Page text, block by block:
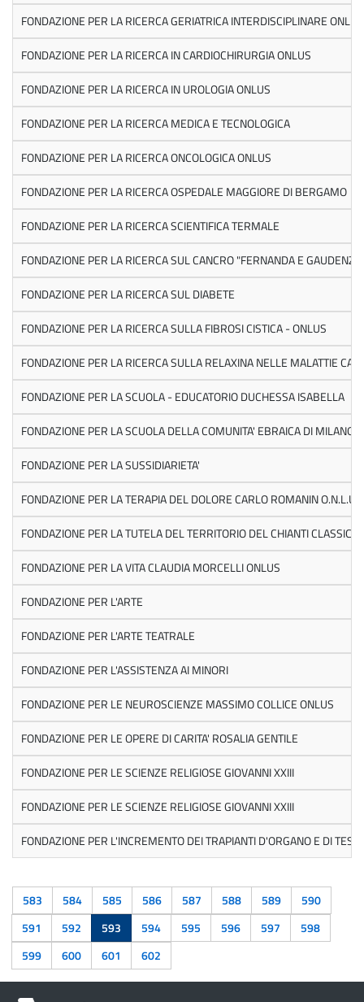
FONDAZIONE PER LA RICERCA GERIATRICA INTERDISCIPLINARE ONLUS
FONDAZIONE PER LA RICERCA IN CARDIOCHIRURGIA ONLUS
FONDAZIONE PER LA RICERCA IN UROLOGIA ONLUS
FONDAZIONE PER LA RICERCA MEDICA E TECNOLOGICA
FONDAZIONE PER LA RICERCA ONCOLOGICA ONLUS
FONDAZIONE PER LA RICERCA OSPEDALE MAGGIORE DI BERGAMO
FONDAZIONE PER LA RICERCA SCIENTIFICA TERMALE
FONDAZIONE PER LA RICERCA SUL CANCRO "FERNANDA E
FONDAZIONE PER LA RICERCA SUL DIABETE
FONDAZIONE PER LA RICERCA SULLA FIBROSI CISTICA - ONLUS
FONDAZIONE PER LA RICERCA SULLA RELAXINA NELLE MALATTIE
FONDAZIONE PER LA SCUOLA - EDUCATORIO DUCHESSA ISABELLA
FONDAZIONE PER LA SCUOLA DELLA COMUNITA' EBRAICA DI MILANO
FONDAZIONE PER LA SUSSIDIARIETA'
FONDAZIONE PER LA TERAPIA DEL DOLORE CARLO ROMANIN
FONDAZIONE PER LA TUTELA DEL TERRITORIO DEL CHIANTI CLASSICO
FONDAZIONE PER LA VITA CLAUDIA MORCELLI ONLUS
FONDAZIONE PER L'ARTE
FONDAZIONE PER L'ARTE TEATRALE
FONDAZIONE PER L'ASSISTENZA AI MINORI
FONDAZIONE PER LE NEUROSCIENZE MASSIMO COLLICE ONLUS
FONDAZIONE PER LE OPERE DI CARITA' ROSALIA GENTILE
FONDAZIONE PER LE SCIENZE RELIGIOSE GIOVANNI XXIII
FONDAZIONE PER LE SCIENZE RELIGIOSE GIOVANNI XXIII
FONDAZIONE PER L'INCREMENTO DEI TRAPIANTI D'ORGANO E DI
583 584 585 586 587 588 589
590
591
592 593 594 595 596 597
598
599
600 601 602